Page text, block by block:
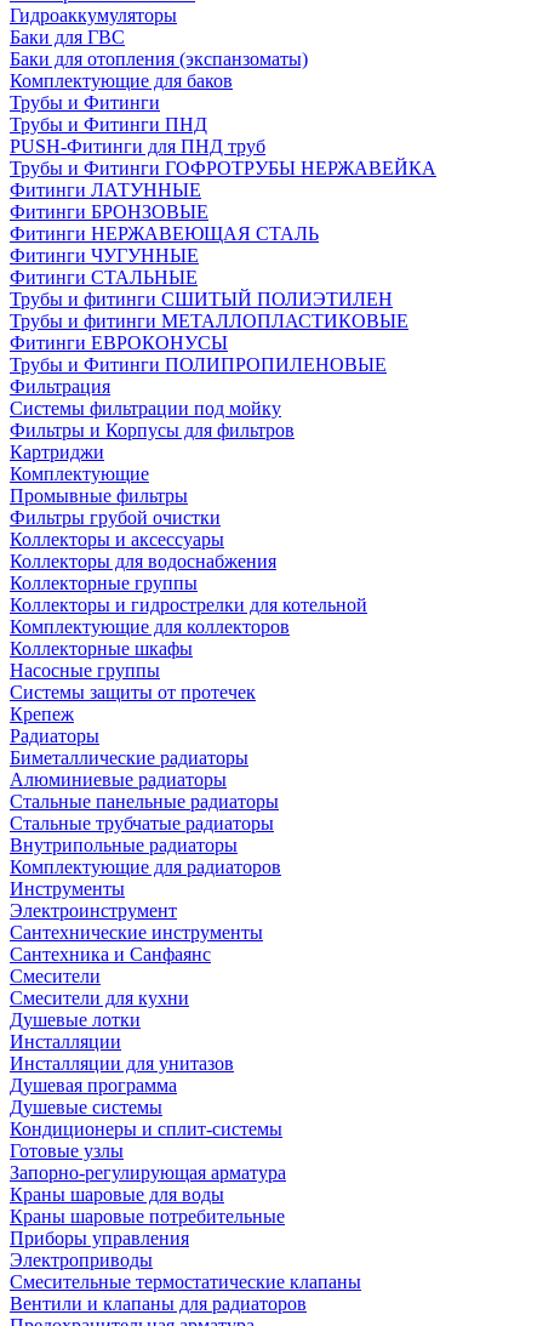
Гидроаккумуляторы
Баки для ГВС
Баки для отопления (экспанзоматы)
Комплектующие для баков
Трубы и Фитинги
Трубы и Фитинги ПНД
PUSH-Фитинги для ПНД труб
Трубы и Фитинги ГОФРОТРУБЫ НЕРЖАВЕЙКА
Фитинги ЛАТУННЫЕ
Фитинги БРОНЗОВЫЕ
Фитинги НЕРЖАВЕЮЩАЯ СТАЛЬ
Фитинги ЧУГУННЫЕ
Фитинги СТАЛЬНЫЕ
Трубы и фитинги СШИТЫЙ ПОЛИЭТИЛЕН
Трубы и фитинги МЕТАЛЛОПЛАСТИКОВЫЕ
Фитинги ЕВРОКОНУСЫ
Трубы и Фитинги ПОЛИПРОПИЛЕНОВЫЕ
Фильтрация
Системы фильтрации под мойку
Фильтры и Корпусы для фильтров
Картриджи
Комплектующие
Промывные фильтры
Фильтры грубой очистки
Коллекторы и аксессуары
Коллекторы для водоснабжения
Коллекторные группы
Коллекторы и гидрострелки для котельной
Комплектующие для коллекторов
Коллекторные шкафы
Насосные группы
Системы защиты от протечек
Крепеж
Радиаторы
Биметаллические радиаторы
Алюминиевые радиаторы
Стальные панельные радиаторы
Стальные трубчатые радиаторы
Внутрипольные радиаторы
Комплектующие для радиаторов
Инструменты
Электроинструмент
Сантехнические инструменты
Сантехника и Санфаянс
Смесители
Смесители для кухни
Душевые лотки
Инсталляции
Инсталляции для унитазов
Душевая программа
Душевые системы
Кондиционеры и сплит-системы
Готовые узлы
Запорно-регулирующая арматура
Краны шаровые для воды
Краны шаровые потребительные
Приборы управления
Электроприводы
Смесительные термостатические клапаны
Вентили и клапаны для радиаторов